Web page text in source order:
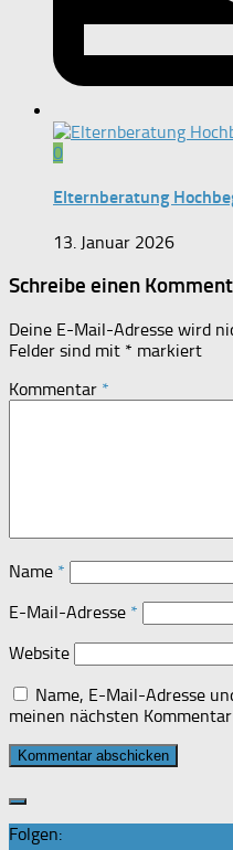
0
Elternberatung
13. Januar 2026
Schreibe einen
Deine E-Mail-Adresse wird
Felder sind mit * markiert
Kommentar *
Name *
E-Mail-Adresse *
Website
Name, E-Mail-Adresse
meinen nächsten
Folgen: